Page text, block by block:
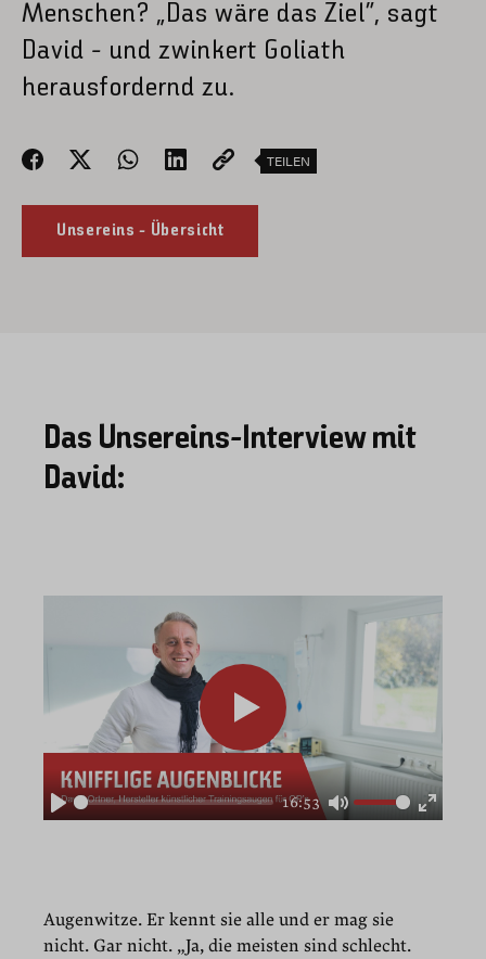
Menschen? „Das wäre das Ziel“, sagt
David - und zwinkert Goliath
herausfordernd zu.
TEILEN
Unsereins - Übersicht
Das Unsereins-Interview mit
David:
Play
16:53
Mute
Enter
Augenwitze. Er kennt sie alle und er mag sie
nicht. Gar nicht. „Ja, die meisten sind schlecht.